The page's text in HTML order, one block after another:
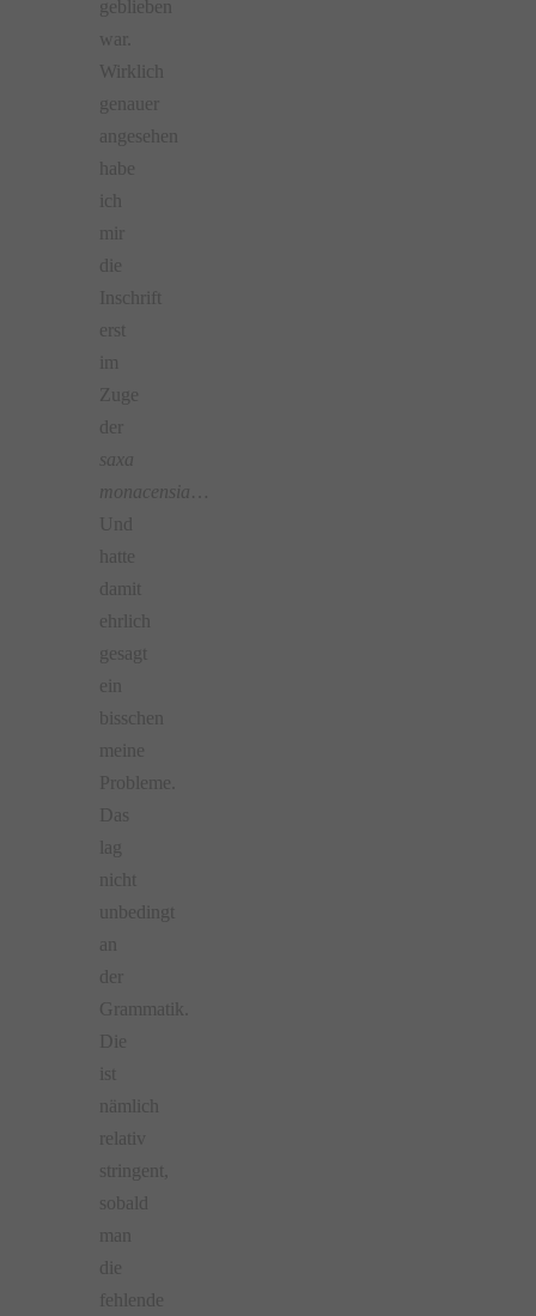
geblieben
war.
Wirklich
genauer
angesehen
habe
ich
mir
die
Inschrift
erst
im
Zuge
der
saxa
monacensia
Und
hatte
damit
ehrlich
gesagt
ein
bisschen
meine
Probleme.
Das
lag
nicht
unbedingt
an
der
Grammatik.
Die
ist
nämlich
relativ
stringent,
sobald
man
die
fehlende